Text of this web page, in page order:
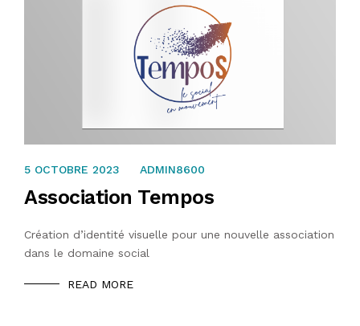
9 AVRIL 2022
5 OCTOBRE 2023 ADMIN8600
Association Tempos
Création d’identité visuelle pour une nouvelle association
dans le domaine social
READ MORE